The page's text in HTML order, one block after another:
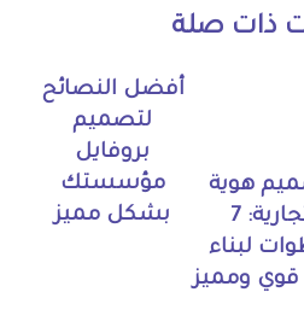
ذات صلة
هوية
تجارية: 7
لبناء
قوي ومميز
أفضل النصائح
لتصميم
بروفايل
مؤسستك
بشكل مميز